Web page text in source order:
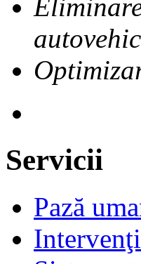
Servicii
Pază